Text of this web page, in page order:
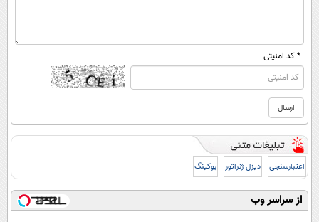
* کد امنیتی
اعتبارسنجی دیزل ژنراتور بوکینگ
از سراسر وب